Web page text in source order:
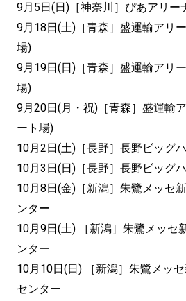
9月5日(日)［神奈川］ぴあアリー
9月18日(土)［青森］盛運輸アリ
場)
9月19日(日)［青森］盛運輸アリ
場)
9月20日(月・祝)［青森］盛運輸
ート場)
10月2日(土)［長野］長野ビッグ
10月3日(日)［長野］長野ビッグ
10月8日(金)［新潟］朱鷺メッセ
ンター
10月9日(土) ［新潟］朱鷺メッセ
ンター
10月10日(日) ［新潟］朱鷺メッ
センター